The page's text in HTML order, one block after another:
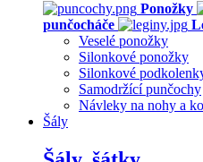
Ponožky
punčocháče
Veselé ponožky
Silonkové ponožky
Silonkové podkolenky
Samodržící punčochy